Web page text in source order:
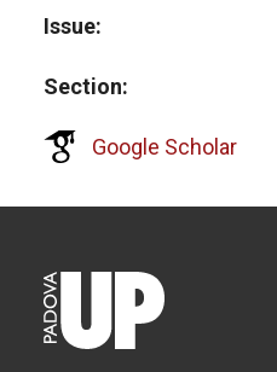
Issue
Section
Google Scholar